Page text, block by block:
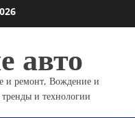
авто
и ремонт, Вождение и
и технологии